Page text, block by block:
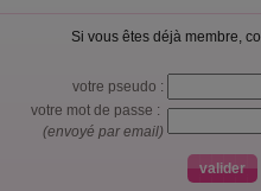
Si vous êtes déjà membre,
votre pseudo :
votre mot de passe :
(envoyé par email)